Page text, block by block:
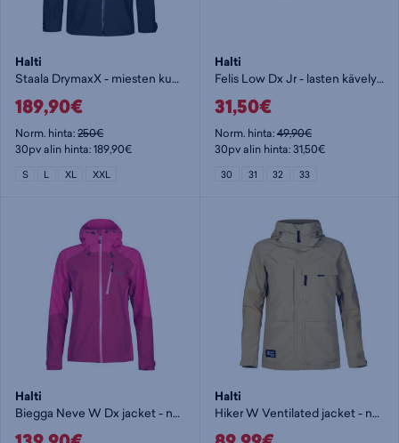
Halti
Staala DrymaxX - miesten kuoritakki
189,90€
Norm. hinta:250€
30pv alin hinta: 189,90€
S L XL XXL
Halti
Felis Low Dx Jr - lasten kävelykengät
31,50€
Norm. hinta:49,90€
30pv alin hinta: 31,50€
30 31 32 33
Halti
Biegga Neve W Dx jacket - naisten kuoritakki
Halti
Hiker W Ventilated jacket - naisten retkeilytakki